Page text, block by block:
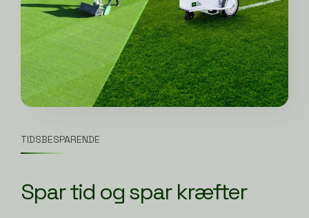
TIDSBESPARENDE
Spar tid og spar kræfter